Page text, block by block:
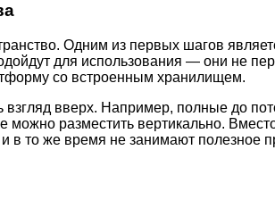
Одним из первых шагов
для использования — они не
со встроенным хранилищем.
вверх. Например, полные до
можно разместить вертикально.
в то же время не занимают полезное